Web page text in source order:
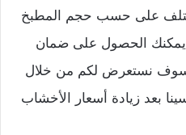
على حسب حجم المطبخ
يمكنك الحصول على ضمان
لذلك سوف نستعرض لكم من خلال
بعد زيادة أسعار الأخشاب